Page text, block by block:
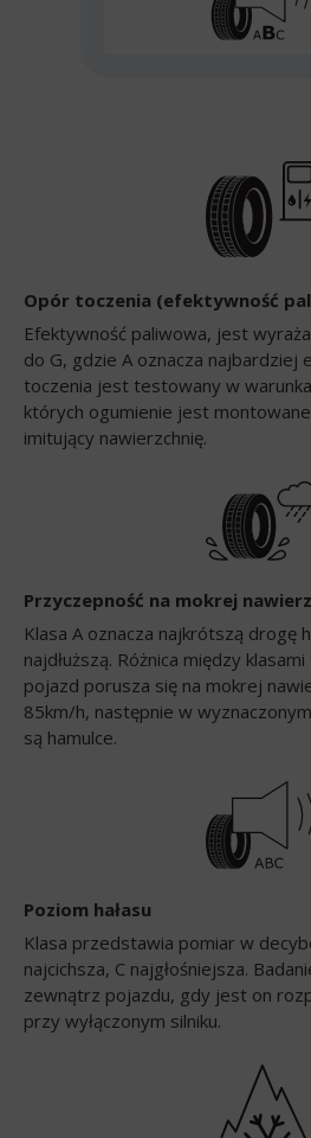
Opór toczenia (efektywność
Efektywność paliwowa, jest
do G, gdzie A oznacza najbardziej
toczenia jest testowany w
których ogumienie jest
imitujący nawierzchnię.
Przyczepność na mokrej
Klasa A oznacza najkrótszą drogę
najdłuższą. Różnica między
pojazd porusza się na mokrej
85km/h, następnie w
są hamulce.
Poziom hałasu
Klasa przedstawia pomiar w
najcichsza, C najgłośniejsza.
zewnątrz pojazdu, gdy jest on
przy wyłączonym silniku.